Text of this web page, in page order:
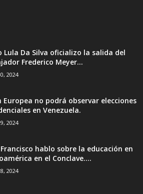
Lula Da Silva oficializo la salida del
Frederico Meyer...
2024
Europea no podrá observar elecciones
en Venezuela.
2024
hablo sobre la educación en
en el Conclave....
2024